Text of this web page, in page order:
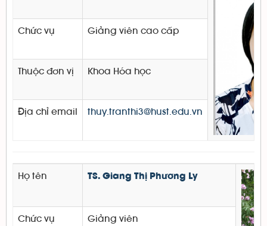
Chức vụ Giảng viên cao cấp
Thuộc đơn vị Khoa Hóa học
Địa chỉ email thuy.tranthi3@hust.edu.vn
Họ tên TS. Giang Thị Phương Ly
Chức vụ Giảng viên